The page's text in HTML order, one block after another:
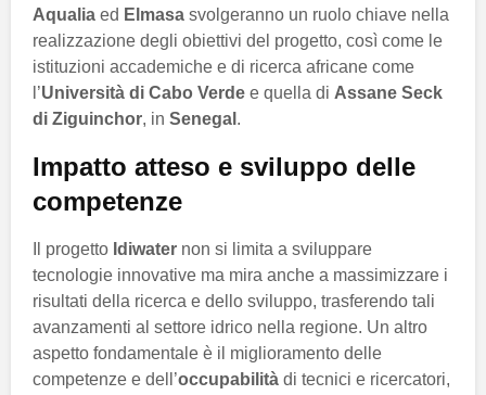
Aqualia ed Elmasa svolgeranno un ruolo chiave nella
realizzazione degli obiettivi del progetto, così come le
istituzioni accademiche e di ricerca africane come
l’Università di Cabo Verde e quella di Assane Seck
di Ziguinchor, in Senegal .
Impatto atteso e sviluppo delle
competenze
Il progetto Idiwater non si limita a sviluppare
tecnologie innovative ma mira anche a massimizzare i
risultati della ricerca e dello sviluppo, trasferendo tali
avanzamenti al settore idrico nella regione. Un altro
aspetto fondamentale è il miglioramento delle
competenze e dell’occupabilità di tecnici e ricercatori,